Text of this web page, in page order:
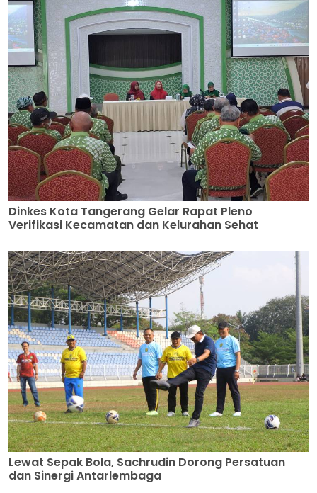
Dinkes Kota Tangerang Gelar Rapat Pleno
Verifikasi Kecamatan dan Kelurahan Sehat
Lewat Sepak Bola, Sachrudin Dorong Persatuan
dan Sinergi Antarlembaga